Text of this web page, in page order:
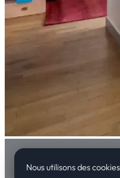
Nous utilisons des